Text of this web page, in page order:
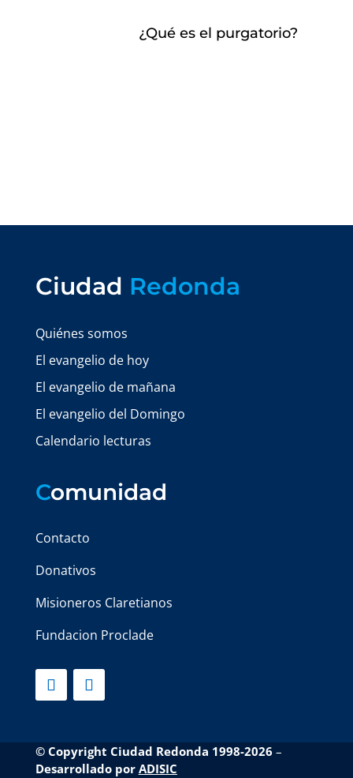
¿Qué es el purgatorio?
Ciudad Redonda
Quiénes somos
El evangelio de hoy
El evangelio de mañana
El evangelio del Domingo
Calendario lecturas
Comunidad
Contacto
Donativos
Misioneros Claretianos
Fundacion Proclade
© Copyright Ciudad Redonda 1998-2026 –
Desarrollado por ADISIC